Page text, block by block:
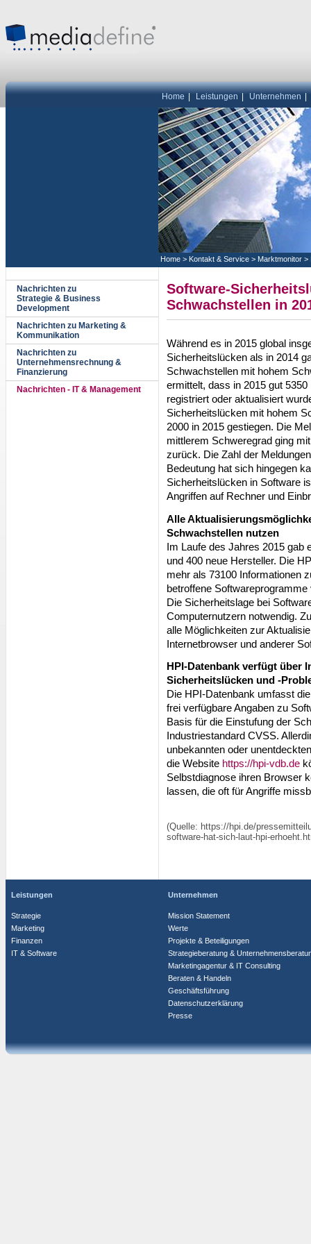
Home Leistungen Unternehmen
Home > Kontakt & Service > Marktmonitor >
Nachrichten zu
Strategie & Business
Development
Nachrichten zu Marketing &
Kommunikation
Nachrichten zu
Unternehmensrechnung &
Finanzierung
Nachrichten - IT & Management
Software-
Schwachstellen in
Während es in 2015 global
Sicherheitslücken als in 2014
Schwachstellen mit hohem
ermittelt, dass in 2015 gut
registriert oder aktualisiert
Sicherheitslücken mit hohem
2000 in 2015 gestiegen. Die
mittlerem Schweregrad ging
zurück. Die Zahl der
Bedeutung hat sich hingegen
Sicherheitslücken in Software
Angriffen auf Rechner und
Alle
Schwachstellen nutzen
Im Laufe des Jahres 2015 gab
und 400 neue Hersteller. Die
mehr als 73100 Informationen
betroffene
Die Sicherheitslage bei
Computernutzern notwendig.
alle Möglichkeiten zur
Internetbrowser und anderer
HPI-Datenbank verfügt über
Sicherheitslücken und -
Die HPI-Datenbank umfasst
frei verfügbare Angaben zu
Basis für die Einstufung der
Industriestandard CVSS.
unbekannten oder
die Website https://hpi-vdb.de
Selbstdiagnose ihren Browser
lassen, die oft für Angriffe
(Quelle: https://hpi.de/
software-hat-sich-laut-hpi-
Leistungen
Strategie
Marketing
Finanzen
IT & Software
Unternehmen
Mission Statement
Werte
Projekte & Beteiligungen
Strategieberatung &
Marketingagentur & IT Consulting
Beraten & Handeln
Geschäftsführung
Datenschutzerklärung
Presse